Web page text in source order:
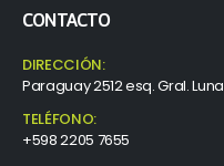
CONTACTO
DIRECCIÓN:
Paraguay 2512 esq. Gral. Luna
TELÉFONO:
+598 2205 7655